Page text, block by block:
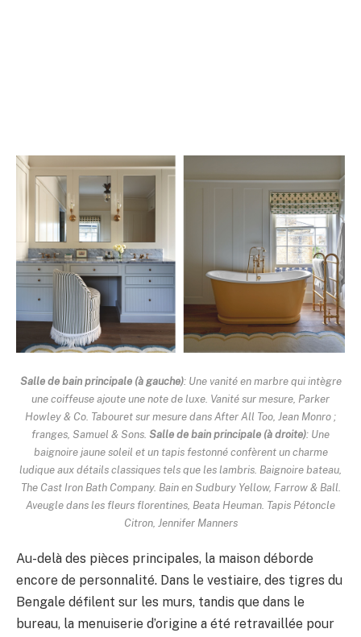
Salle de bain principale (à gauche): Une vanité en marbre qui intègre
une coiffeuse ajoute une note de luxe. Vanité sur mesure, Parker
Howley & Co. Tabouret sur mesure dans After All Too, Jean Monro ;
franges, Samuel & Sons. Salle de bain principale (à droite): Une
baignoire jaune soleil et un tapis festonné confèrent un charme
ludique aux détails classiques tels que les lambris. Baignoire bateau,
The Cast Iron Bath Company. Bain en Sudbury Yellow, Farrow & Ball.
Aveugle dans les fleurs florentines, Beata Heuman. Tapis Pétoncle
Citron, Jennifer Manners
Au-delà des pièces principales, la maison déborde
encore de personnalité. Dans le vestiaire, des tigres du
Bengale défilent sur les murs, tandis que dans le
bureau, la menuiserie d’origine a été retravaillée pour